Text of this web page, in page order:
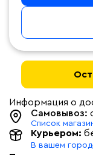
Информация о
Самовывоз:
Список
Курьером:
В вашем